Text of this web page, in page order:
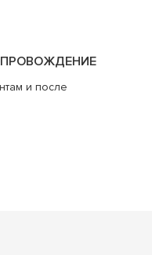
и после